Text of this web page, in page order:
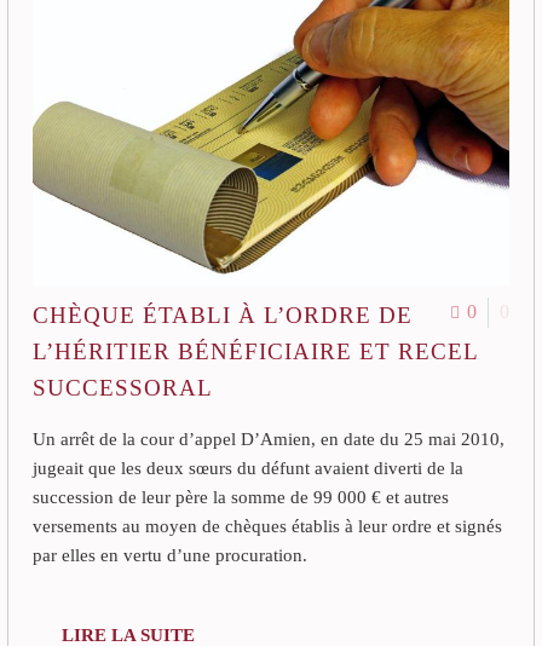
0 0
CHÈQUE ÉTABLI À L’ORDRE DE
L’HÉRITIER BÉNÉFICIAIRE ET RECEL
SUCCESSORAL
Un arrêt de la cour d’appel D’Amien, en date du 25 mai 2010,
jugeait que les deux sœurs du défunt avaient diverti de la
succession de leur père la somme de 99 000 € et autres
versements au moyen de chèques établis à leur ordre et signés
par elles en vertu d’une procuration.
LIRE LA SUITE